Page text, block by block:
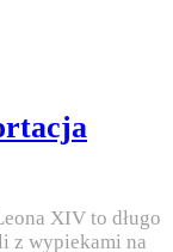
XIV to długo
z wypiekami na